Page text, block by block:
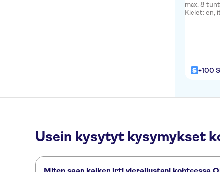
max. 8
Kielet: en,
+100
Usein kysytyt kysymykset